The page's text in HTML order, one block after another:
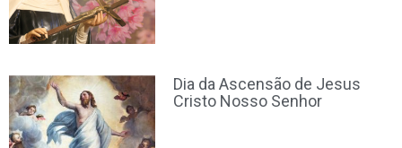
Dia da Ascensão de Jesus
Cristo Nosso Senhor